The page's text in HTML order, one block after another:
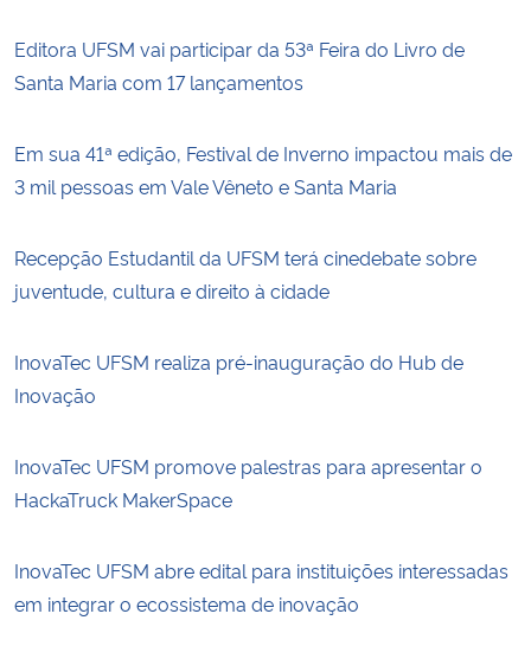
Editora UFSM vai participar da 53ª Feira do Livro de
Santa Maria com 17 lançamentos
Em sua 41ª edição, Festival de Inverno impactou mais de
3 mil pessoas em Vale Vêneto e Santa Maria
Recepção Estudantil da UFSM terá cinedebate sobre
juventude, cultura e direito à cidade
InovaTec UFSM realiza pré-inauguração do Hub de
Inovação
InovaTec UFSM promove palestras para apresentar o
HackaTruck MakerSpace
InovaTec UFSM abre edital para instituições interessadas
em integrar o ecossistema de inovação